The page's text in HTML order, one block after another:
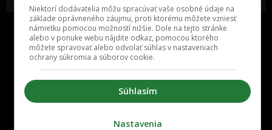
Inzercia Cenník
Niektorí dodávatelia môžu spracúvať vaše osobné údaje na
základe oprávneného záujmu, proti ktorému môžete vzniesť
námietku pomocou možností nižšie. Dole na tejto stránke
alebo v ponuke webu nájdite odkaz, pomocou ktorého
môžete spravovať alebo odvolať súhlas v nastaveniach
ochrany súkromia a súborov cookie.
Súhlasím
Nastavenia